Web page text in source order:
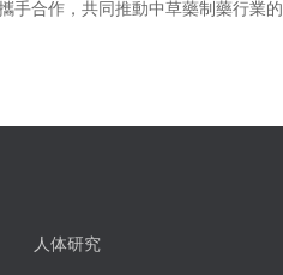
手合作，共同推動中草藥制藥行業的
人体研究